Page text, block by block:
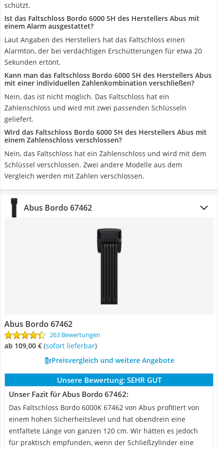
schützt.
Ist das Faltschloss Bordo 6000 SH des Herstellers Abus mit
einem Alarm ausgestattet?
Laut Angaben des Herstellers hat das Faltschloss einen
Alarmton, der bei verdächtigen Erschütterungen für etwa 20
Sekunden ertönt.
Kann man das Faltschloss Bordo 6000 SH des Herstellers Abus
mit einer individuellen Zahlenkombination verschließen?
Nein, das ist nicht möglich. Das Faltschloss hat ein
Zahlenschloss und wird mit zwei passenden Schlüsseln
geliefert.
Wird das Faltschloss Bordo 6000 SH des Herstellers Abus mit
einem Zahlenschloss verschlossen?
Nein, das Faltschloss hat ein Zahlenschloss und wird mit dem
Schlüssel verschlossen. Zwei andere Modelle aus dem
Vergleich werden mit Zahlen verschlossen.
Abus Bordo 67462
Abus Bordo 67462
263 Bewertungen
ab 109,00 € ( Sofort lieferbar)
Preisvergleich und weitere Angebote
Unsere Bewertung: SEHR GUT
Unser Fazit für Abus Bordo 67462:
Das Faltschloss Bordo 6000K 67462 von Abus profitiert von
einem hohen Sicherheitslevel und hat obendrein eine
entfaltete Länge von ganzen 120 cm. Wir hätten es jedoch
für praktisch empfunden, wenn der Schließzylinder eine